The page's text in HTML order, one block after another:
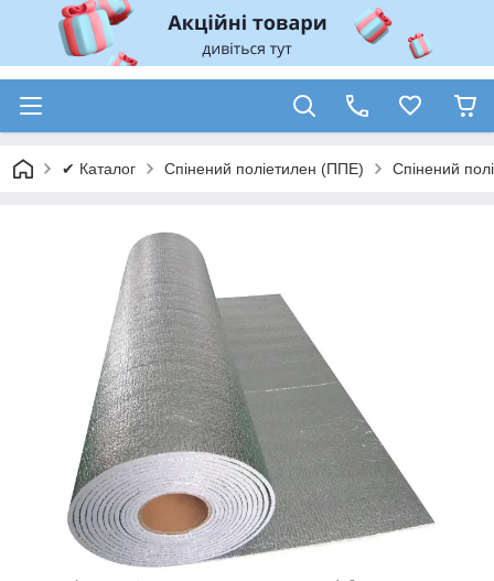
✔ Каталог Спінений поліетилен (ППЕ) Спінений